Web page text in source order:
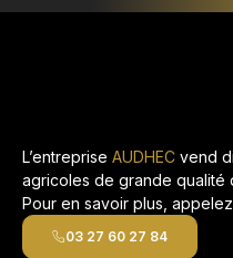
L’entreprise AUDHEC vend
agricoles de grande qualité
Pour en savoir plus,
03 27 60 27 84